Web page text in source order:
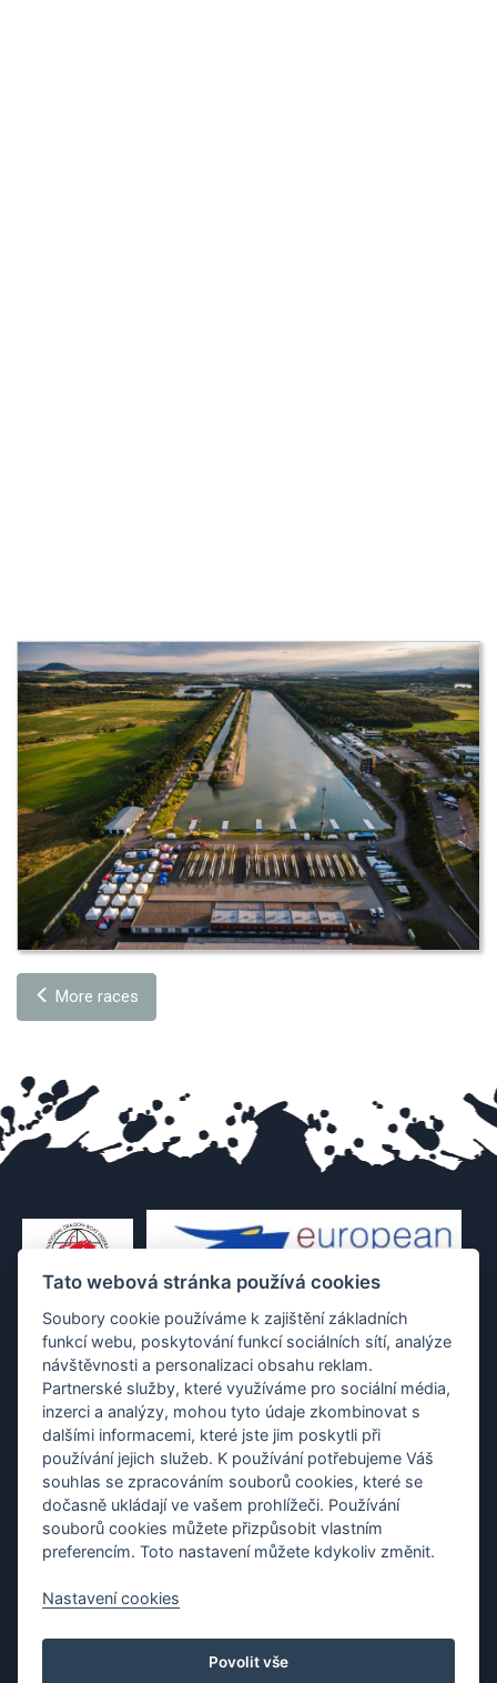
More races
Tato webová stránka používá cookies
Soubory cookie používáme k zajištění základních
funkcí webu, poskytování funkcí sociálních sítí, analýze
návštěvnosti a personalizaci obsahu reklam.
Partnerské služby, které využíváme pro sociální média,
inzerci a analýzy, mohou tyto údaje zkombinovat s
dalšími informacemi, které jste jim poskytli při
používání jejich služeb. K používání potřebujeme Váš
souhlas se zpracováním souborů cookies, které se
dočasně ukládají ve vašem prohlížeči. Používání
souborů cookies můžete přizpůsobit vlastním
preferencím. Toto nastavení můžete kdykoliv změnit.
Nastavení cookies
Povolit vše